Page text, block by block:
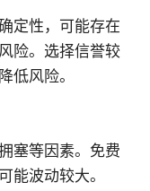
定性，可能存在
险。选择信誉较
低风险。
塞等因素。免费
能波动较大。